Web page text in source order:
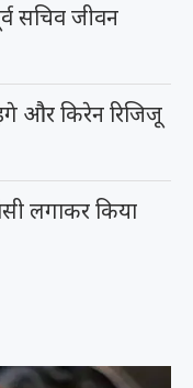
सचिव जीवन
और किरेन रिजिजू
लगाकर किया